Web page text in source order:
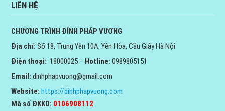
LIÊN HỆ
CHƯƠNG TRÌNH ĐỈNH PHÁP VƯƠNG
Địa chỉ: Số 18, Trung Yên 10A, Yên Hòa, Cầu Giấy Hà Nội
Điện thoại: 18000025 – Hotline: 0989805151
Email: dinhphapvuong@gmail.com
Website: https://dinhphapvuong.com
Mã số ĐKKD: 0106908112